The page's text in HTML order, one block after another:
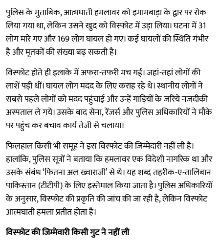
पुलिस के मुताबिक, आत्मघाती हमलावर को इमामबाड़ा के द्वार पर रोक
लिया गया था, लेकिन उसने खुद को विस्फोट में उड़ा लिया। घटना में 31
लोग मारे गए और 169 लोग घायल हो गए। कई घायलों की स्थिति गंभीर
है और मृतकों की संख्या बढ़ सकती है।
विस्फोट होते ही इलाके में अफरा-तफरी मच गई। जहां-तहां लोगों की
लाशें पड़ी थीं। घायल लोग मदद के लिए कराह रहे थे। स्थानीय लोगों ने
सबसे पहले लोगों को मदद पहुंचाई और उन्हें गाड़ियों के जरिये नजदीकी
अस्पताल ले गये। उसके बाद सेना, रेंजर्स और पुलिस अधिकारियों ने मौके
पर पहुंच कर बचाव कार्य तेजी से चलाया।
फिलहाल किसी भी समूह ने इस विस्फोट की जिम्मेदारी नहीं ली है।
हालांकि, पुलिस सूत्रों ने बताया कि हमलावर एक विदेशी नागरिक था और
उसके संबंध ‘फितना अल ख्वाराजी’ से थे। यह शब्द तहरीक-ए-तालिबान
पाकिस्तान (टीटीपी) के लिए इस्तेमाल किया जाता है। पुलिस अधिकारियों
के अनुसार, विस्फोट की प्रकृति की जांच की जा रही है, लेकिन विस्फोट
आत्मघाती हमला प्रतीत होता है।
विस्फोट की जिम्मेवारी किसी गुट ने नहीं ली